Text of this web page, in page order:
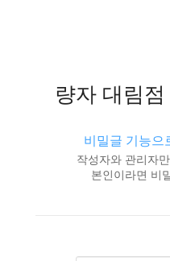
량자 대림
비밀글 기능으
작성자와 관리자
본인이라면 비